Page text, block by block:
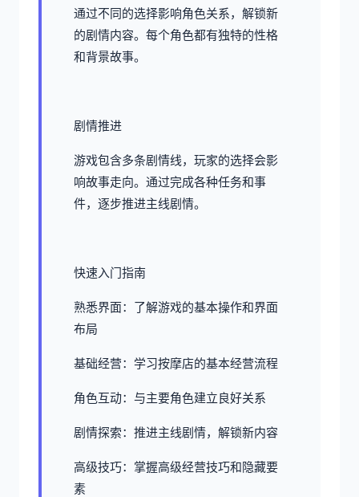
通过不同的选择影响角色关系，解锁新
的剧情内容。每个角色都有独特的性格
和背景故事。
剧情推进
游戏包含多条剧情线，玩家的选择会影
响故事走向。通过完成各种任务和事
件，逐步推进主线剧情。
快速入门指南
熟悉界面：了解游戏的基本操作和界面
布局
基础经营：学习按摩店的基本经营流程
角色互动：与主要角色建立良好关系
剧情探索：推进主线剧情，解锁新内容
高级技巧：掌握高级经营技巧和隐藏要
素